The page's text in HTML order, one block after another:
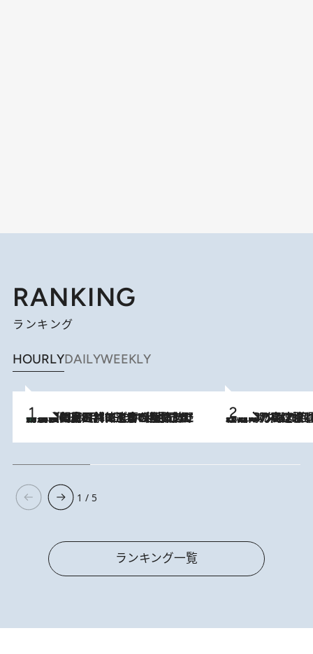
RANKING
ランキング
HOURLYDAILYWEEKLY
2026.8.8
「最後に見られてよかった」上野動物園の東園パンダ舎が解体前に特別公開。8月16日まで延長されたパネル展と共に辿る“半世紀”のパンダ飼育《解体工事の図面あり》 2026.8.7
「湘南乃風に憧れて」観客大盛上がりの“タオル回し”に、ラッパー顔負けの高速歌唱まで…さだまさし（74）のアグレッシブすぎる現在地
1 / 5
ランキング一覧